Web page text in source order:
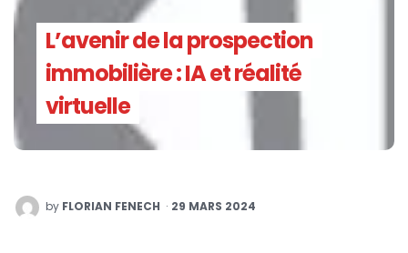
L’avenir de la prospection
immobilière : IA et réalité
virtuelle
POSTED
BY
by FLORIAN FENECH 29 MARS 2024